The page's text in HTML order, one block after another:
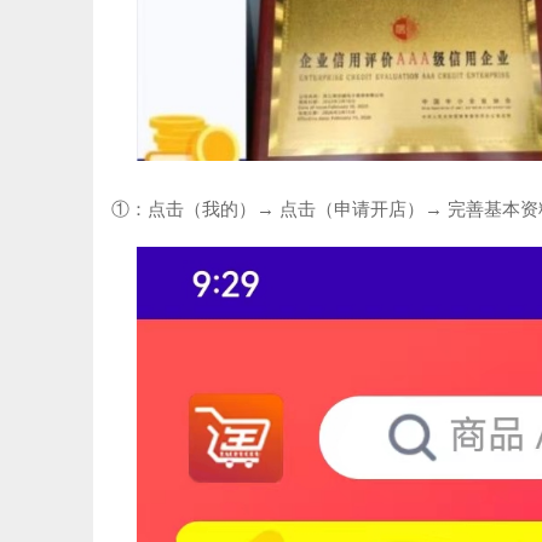
①：点击（我的）→ 点击（申请开店）→ 完善基本资